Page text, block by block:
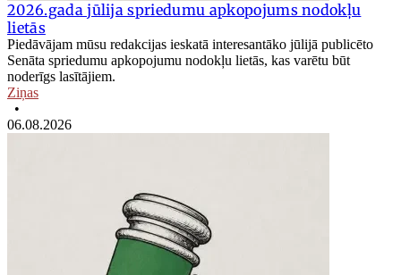
2026.gada jūlija spriedumu apkopojums nodokļu
lietās
Piedāvājam mūsu redakcijas ieskatā interesantāko jūlijā publicēto
Senāta spriedumu apkopojumu nodokļu lietās, kas varētu būt
noderīgs lasītājiem.
Ziņas
•
06.08.2026